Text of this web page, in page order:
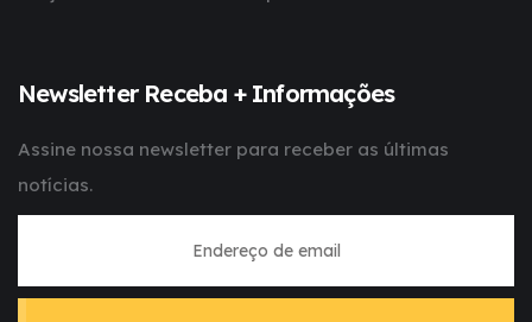
Newsletter Receba + Informações
Assine nossa newsletter para receber as últimas
notícias.